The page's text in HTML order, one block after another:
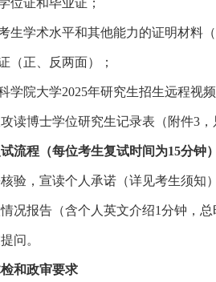
证和毕业证；
学术水平和其他能力的证明材料（
正、反两面）；
院大学2025年研究生招生远程视
博士学位研究生记录表（附件3，
流程（每位考生复试时间为15分钟
，宣读个人承诺（详见考生须知
报告（含个人英文介绍1分钟，总
问。
和政审要求